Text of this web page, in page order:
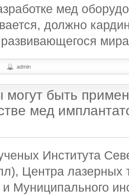
мед
должно
admin
могут быть
мед
Института
Центра лазерных
Муниципального